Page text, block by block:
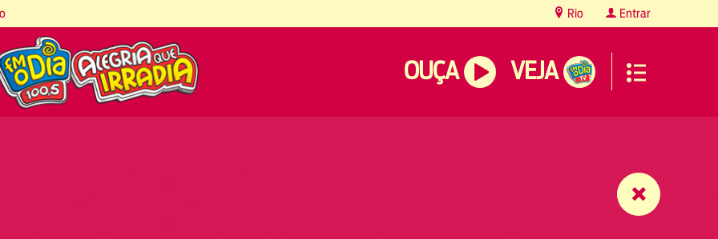
Rio Entrar
OUÇA VEJA